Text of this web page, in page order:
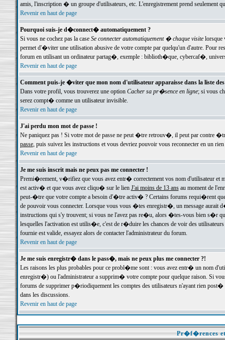
amis, l'inscription � un groupe d'utilisateurs, etc. L'enregistrement prend seulement
Revenir en haut de page
Pourquoi suis-je d�connect� automatiquement ?
Si vous ne cochez pas la case Se connecter automatiquement � chaque visitelorsque
permet d'�viter une utilisation abusive de votre compte par quelqu'un d'autre. Pour
forum en utilisant un ordinateur partag�, exemple : biblioth�que, cybercaf�,
Revenir en haut de page
Comment puis-je �viter que mon nom d'utilisateur apparaisse dans la liste
Dans votre profil, vous trouverez une option Cacher sa pr�sence en ligne; si vous
serez compt� comme un utilisateur invisible.
Revenir en haut de page
J'ai perdu mon mot de passe !
Ne paniquez pas ! Si votre mot de passe ne peut �tre retrouv�, il peut par contre
passe, puis suivez les instructions et vous devriez pouvoir vous reconnecter en un rien
Revenir en haut de page
Je me suis inscrit mais ne peux pas me connecter !
Premi�rement, v�rifiez que vous avez entr� correctement vos nom d'utilisateur
est activ� et que vous avez cliqu� sur le lien J'ai moins de 13 ansau moment de
peut-�tre que votre compte a besoin d'�tre activ� ? Certains forums requi�rent
de pouvoir vous connecter. Lorsque vous vous �tes enregistr�, un message aurait
instructions qui s'y trouvent; si vous ne l'avez pas re�u, alors �tes-vous bien s�r
lesquelles l'activation est utilis�e, c'est de r�duire les chances de voir des
fournie est valide, essayez alors de contacter l'administrateur du forum.
Revenir en haut de page
Je me suis enregistr� dans le pass�, mais ne peux plus me connecter ?!
Les raisons les plus probables pour ce probl�me sont : vous avez entr� un nom
enregistr�) ou l'administrateur a supprim� votre compte pour quelque raison. Si
forums de supprimer p�riodiquement les comptes des utilisateurs n'ayant rien
dans les discussions.
Revenir en haut de page
Pr�f�rences